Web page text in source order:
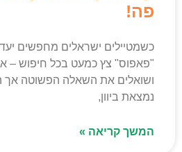
פה!
כשמטיילים ישראלים מחפשים
"פאפוס" צץ כמעט בכל חיפוש –
ושואלים את השאלה הפשוטה
נמצאת ביוון,
המשך קריאה »